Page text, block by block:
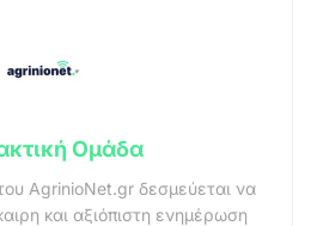
Ομάδα
AgrinioNet.gr δεσμεύεται να
και αξιόπιστη ενημέρωση